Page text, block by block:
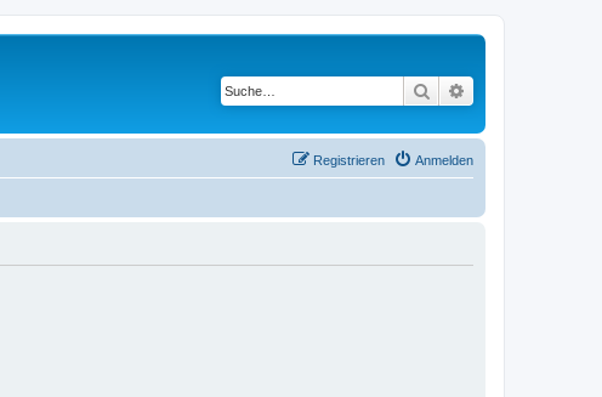
Suche
Anmelden
Registrieren